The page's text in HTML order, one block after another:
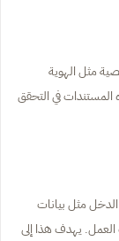
مثل الهوية
المستندات في التحقق
مثل بيانات
يهدف هذا إلى